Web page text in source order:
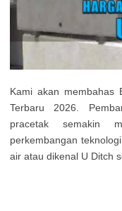
Kami akan membahas
Terbaru 2026.
pracetak semakin
perkembangan
air atau dikenal U Ditch